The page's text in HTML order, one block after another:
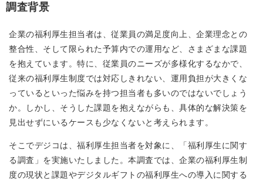
調査背景
企業の福利厚生担当者は、従業員の満足度向上、企業理念との
整合性、そして限られた予算内での運用など、さまざまな課題
を抱えています。特に、従業員のニーズが多様化するなかで、
従来の福利厚生制度では対応しきれない、運用負担が大きくな
っているといった悩みを持つ担当者も多いのではないでしょう
か。しかし、そうした課題を抱えながらも、具体的な解決策を
見出せずにいるケースも少なくないと考えられます。
そこでデジコは、福利厚生担当者を対象に、「福利厚生に関す
る調査」を実施いたしました。本調査では、企業の福利厚生制
度の現状と課題やデジタルギフトの福利厚生への導入に関する